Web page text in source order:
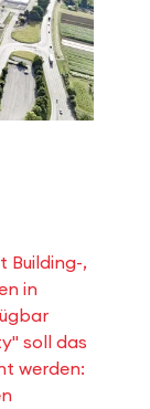
Building-,
in
soll das
werden: